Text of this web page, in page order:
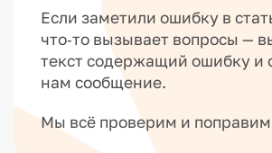
Если заметили ошибку в
что‑то вызывает вопросы —
текст содержащий ошибку и
нам сообщение.
Мы всё проверим и